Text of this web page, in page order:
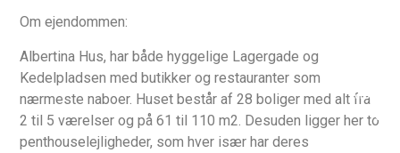
Om ejendommen:
Albertina Hus, har både hyggelige Lagergade og
Kedelpladsen med butikker og restauranter som
nærmeste naboer. Huset består af 28 boliger med alt fra
2 til 5 værelser og på 61 til 110 m2. Desuden ligger her to
penthouselejligheder, som hver især har deres
Nej